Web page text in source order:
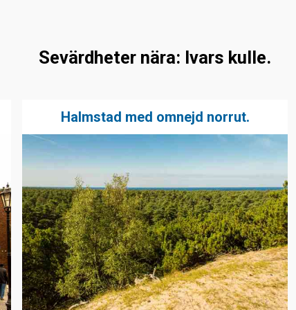
Sevärdheter nära: Ivars kulle.
Halmstad med omnejd norrut.